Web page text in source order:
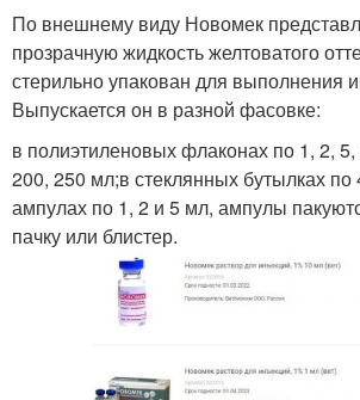
По внешнему виду Новомек
прозрачную жидкость желтоватого
стерильно упакован для выполнения
Выпускается он в разной фасовке:
в полиэтиленовых флаконах по 1, 2,
200, 250 мл;в стеклянных бутылках
ампулах по 1, 2 и 5 мл, ампулы
пачку или блистер.